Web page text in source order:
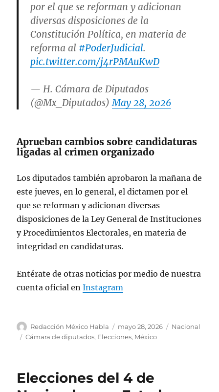
por el que se reforman y adicionan
diversas disposiciones de la
Constitución Política, en materia de
reforma al #PoderJudicial.
pic.twitter.com/j4rPMAuKwD
— H. Cámara de Diputados
(@Mx_Diputados)May 28, 2026
Aprueban cambios sobre candidaturas
ligadas al crimen organizado
Los diputados también aprobaron la mañana de
este jueves, en lo general, el dictamen por el
que se reforman y adicionan diversas
disposiciones de la Ley General de Instituciones
y Procedimientos Electorales, en materia de
integridad en candidaturas.
Entérate de otras noticias por medio de nuestra
cuenta oficial enInstagram
A
u
Redacción México Habla
P
u
mayo 28, 2026
C
Nacional
E
u
Cámara de diputados, Elecciones, México
Elecciones del 4 de